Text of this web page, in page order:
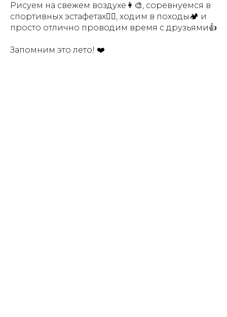
Рисуем на свежем воздухе👩‍🎨, соревнуемся в
спортивных эстафетах🏃‍♀, ходим в походы🏕 и
просто отлично проводим время с друзьями👍
Запомним это лето! ❤️